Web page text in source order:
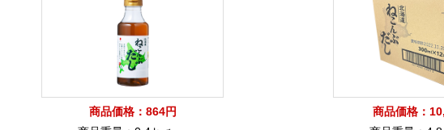
商品価格：864円
商品価格：